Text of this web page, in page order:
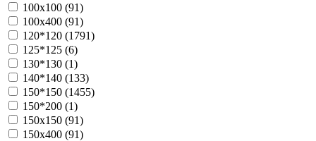
100х100 (91)
100х400 (91)
120*120 (1791)
125*125 (6)
130*130 (1)
140*140 (133)
150*150 (1455)
150*200 (1)
150х150 (91)
150х400 (91)